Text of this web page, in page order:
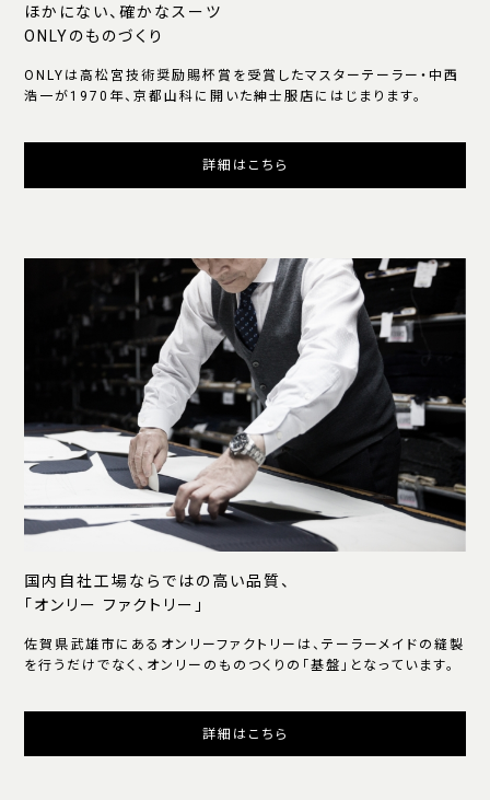
ほかにない、確かなスーツ
ONLYのものづくり
ONLYは高松宮技術奨励賜杯賞を受賞したマスターテーラー・中西
浩一が1970年、京都山科に開いた紳士服店にはじまります。
詳細はこちら
国内自社工場ならではの高い品質、
「オンリー ファクトリー」
佐賀県武雄市にあるオンリーファクトリーは、テーラーメイドの縫製
を行うだけでなく、オンリーのものつくりの「基盤」となっています。
詳細はこちら